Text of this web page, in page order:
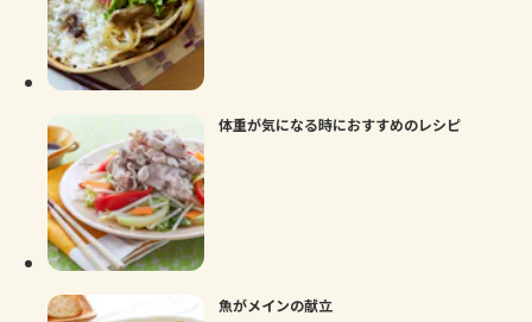
体重が気になる時におすすめのレシピ
魚がメインの献立